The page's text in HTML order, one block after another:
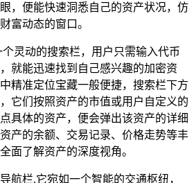
，便能快速洞悉自己的资产状况，仿
富动态的窗口。
灵动的搜索栏，用户只需输入代币
就能迅速找到自己感兴趣的加密资
精准定位宝藏一般便捷，搜索栏下方
它们按照资产的市值或用户自定义的
具体的资产，便会弹出该资产的详细
产的余额、交易记录、价格走势等丰
面了解资产的深度视角。
航栏,它宛如一个智能的交通枢纽，